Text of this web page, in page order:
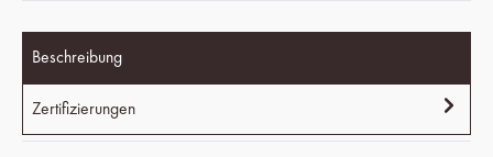
Beschreibung
Zertifizierungen